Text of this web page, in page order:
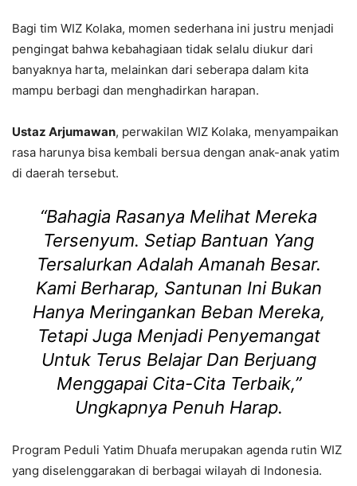
Bagi tim WIZ Kolaka, momen sederhana ini justru menjadi
pengingat bahwa kebahagiaan tidak selalu diukur dari
banyaknya harta, melainkan dari seberapa dalam kita
mampu berbagi dan menghadirkan harapan.
Ustaz Arjumawan, perwakilan WIZ Kolaka, menyampaikan
rasa harunya bisa kembali bersua dengan anak-anak yatim
di daerah tersebut.
“Bahagia Rasanya Melihat Mereka
Tersenyum. Setiap Bantuan Yang
Tersalurkan Adalah Amanah Besar.
Kami Berharap, Santunan Ini Bukan
Hanya Meringankan Beban Mereka,
Tetapi Juga Menjadi Penyemangat
Untuk Terus Belajar Dan Berjuang
Menggapai Cita-Cita Terbaik,”
Ungkapnya Penuh Harap.
Program Peduli Yatim Dhuafa merupakan agenda rutin WIZ
yang diselenggarakan di berbagai wilayah di Indonesia.